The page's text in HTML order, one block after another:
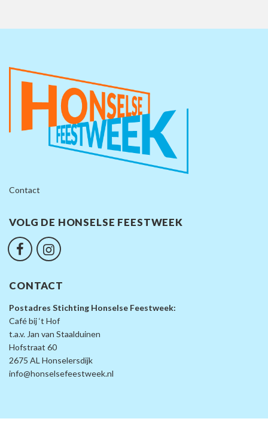
Contact
VOLG DE HONSELSE FEESTWEEK
CONTACT
Postadres Stichting Honselse Feestweek:
Café bij ‘t Hof
t.a.v. Jan van Staalduinen
Hofstraat 60
2675 AL Honselersdijk
info@honselsefeestweek.nl